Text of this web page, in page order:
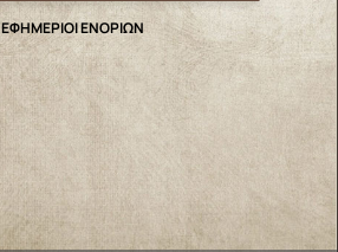
ΕΦΗΜΕΡΙΟΙ ΕΝΟΡΙΩΝ